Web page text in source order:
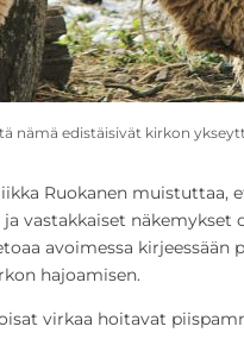
nämä edistäisivät kirkon
Ruokanen muistuttaa,
vastakkaiset näkemykset
avoimessa
hajoamisen.
virkaa hoitavat